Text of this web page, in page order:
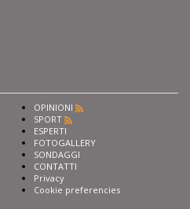
OPINIONI
SPORT
ESPERTI
FOTOGALLERY
SONDAGGI
CONTATTI
Privacy
Cookie preferencies